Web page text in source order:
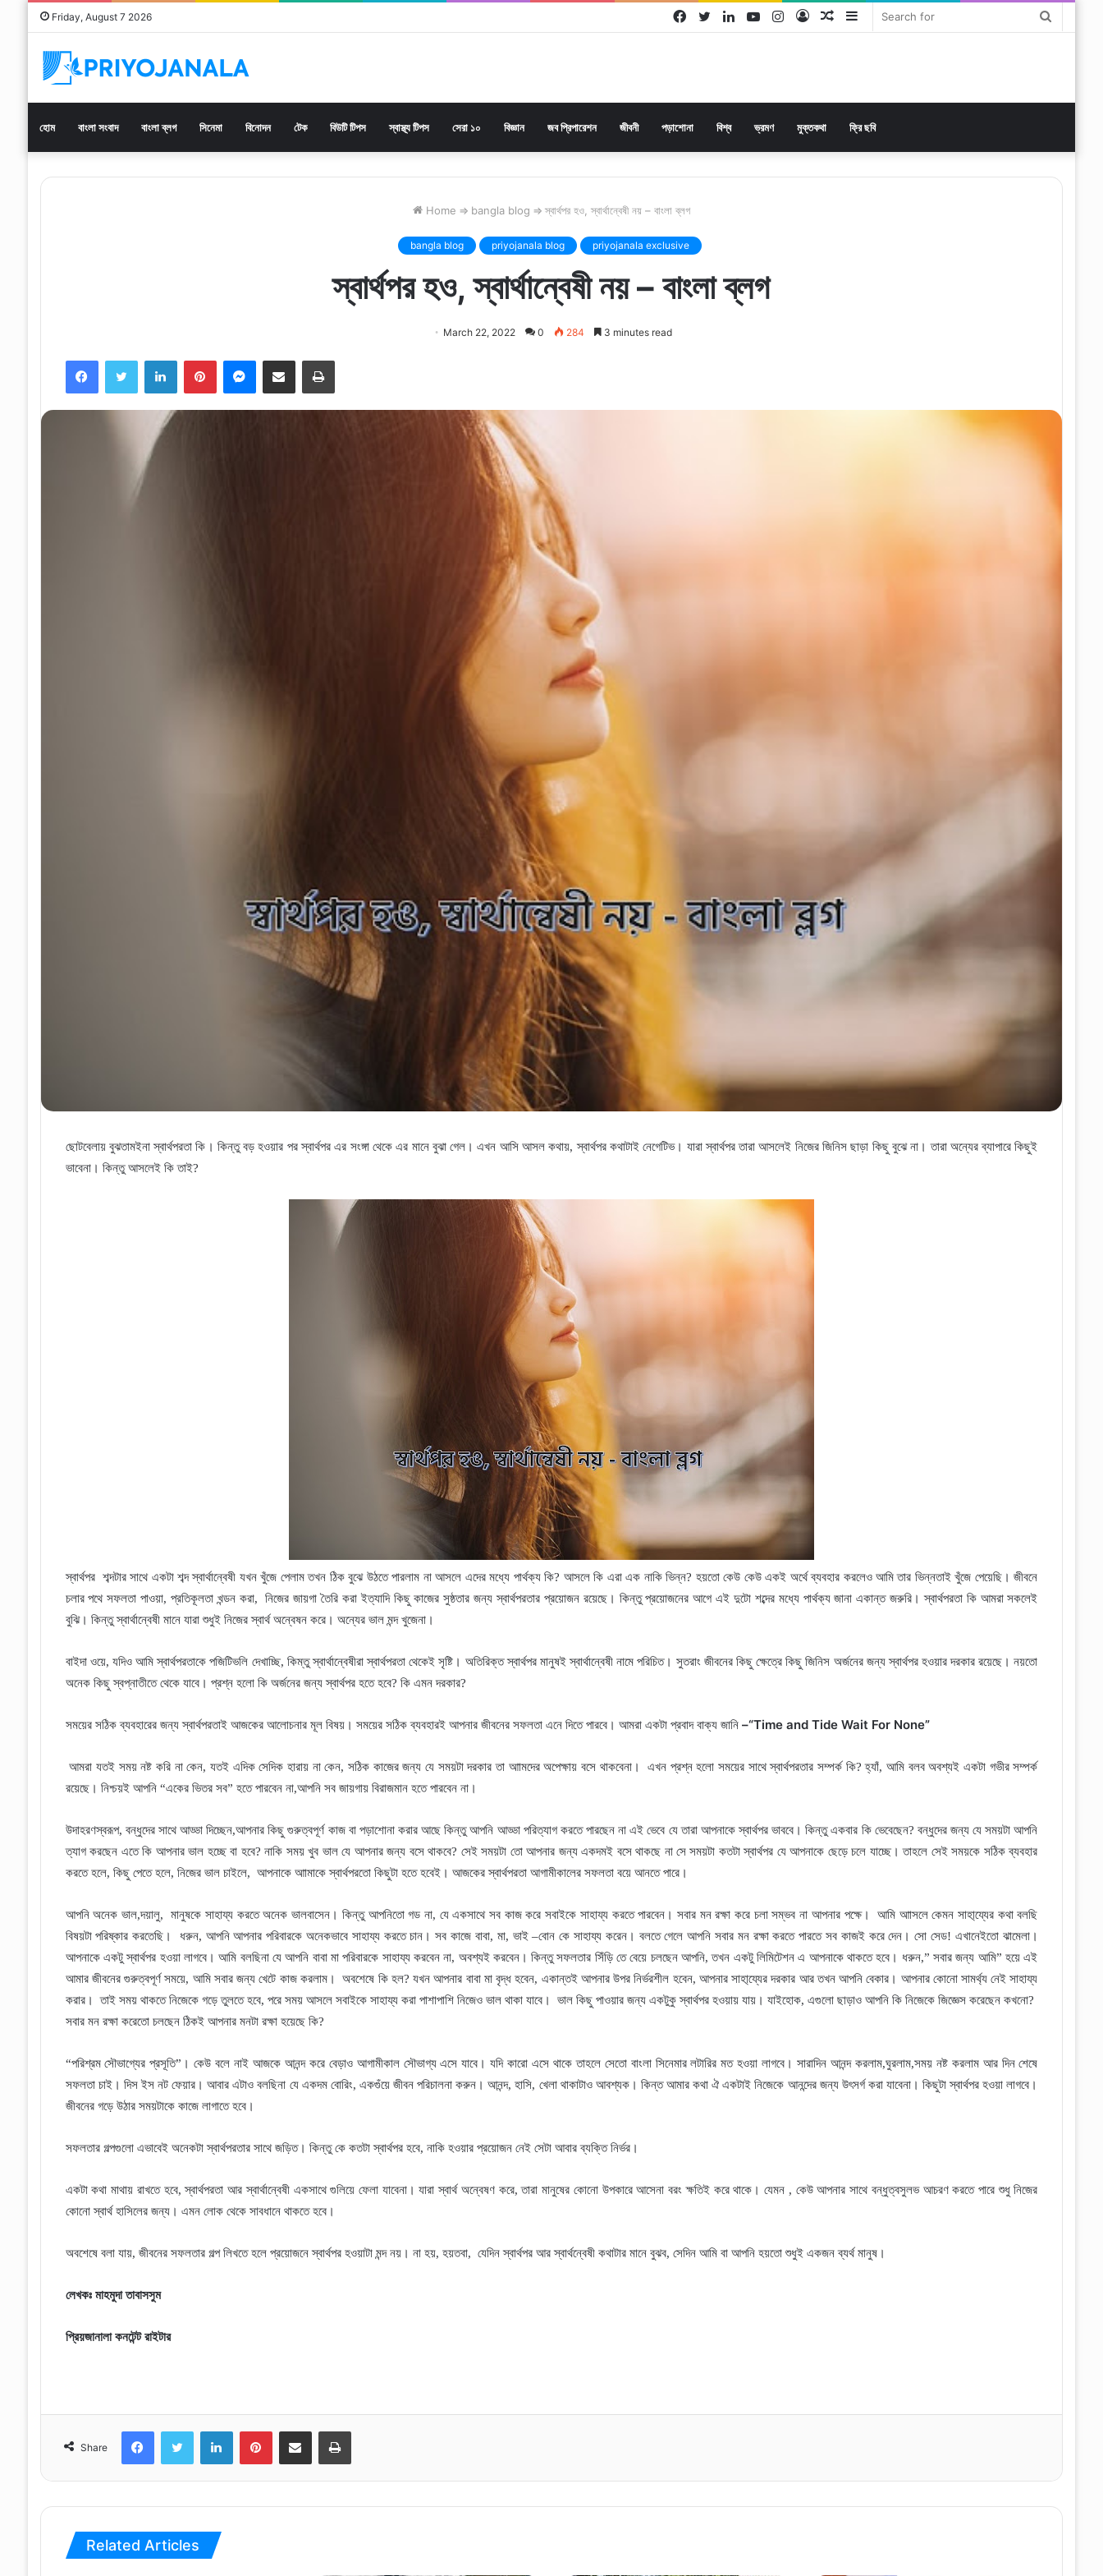
Friday, August 7 2026 Sidebar
Random
Log
Instagram
YouTube
LinkedIn
Twitter
Facebook
হোম বাংলা সংবাদ বাংলা ব্লগ সিনেমা বিনোদন টেক বিউটি টিপস স্বাস্থ্য টিপস সেরা ১০ বিজ্ঞান জব প্রিপারেশন জীবনী পড়াশোনা বিশ্ব ভ্রমণ মুক্তকথা ফ্রি ছবি
Home ⇒ bangla blog ⇒ স্বার্থপর হও, স্বার্থান্বেষী নয় – বাংলা ব্লগ
bangla blog priyojanala blog priyojanala exclusive
স্বার্থপর হও, স্বার্থান্বেষী নয় – বাংলা ব্লগ
March 22, 2022 0 284 3 minutes read
Facebook Twitter LinkedIn Pinterest Messenger Share via Email Print
ছোটবেলায় বুঝতামইনা স্বার্থপরতা কি । কিন্তু বড় হওয়ার পর স্বার্থপর এর সংঙ্গা থেকে এর মানে বুঝা গেল ।এখন আসি আসল কথায়, স্বার্থপর কথাটাই নেগেটিভ। যারা স্বার্থপর তারা আসলেই নিজের জিনিস ছাড়া কিছু বুঝে না ।তারা অন্যের ব্যাপারে কিছুই
ভাবেনা। কিন্তু আসলেই কি তাই?
স্বার্থপর শব্দটার সাথে একটা শব্দ স্বার্থান্বেষী যখন খুঁজে পেলাম তখন ঠিক বুঝে উঠতে পারলাম না আসলে এদের মধ্যে পার্থক্য কি? আসলে কি এরা এক নাকি ভিন্ন? হয়তো কেউ কেউ একই অর্থে ব্যবহার করলেও আমি তার ভিন্নতাই খুঁজে পেয়েছি। জীবনে
চলার পথে সফলতা পাওয়া, প্রতিকূলতা খন্ডন করা, নিজের জায়গা তৈরি করা ইত্যাদি কিছু কাজের সুষ্ঠতার জন্য স্বার্থপরতার প্রয়োজন রয়েছে। কিন্তু প্রয়োজনের আগে এই দুটো শব্দের মধ্যে পার্থক্য জানা একান্ত জরুরি ।স্বার্থপরতা কি আমরা সকলেই
বুঝি। কিন্তু স্বার্থান্বেষী মানে যারা শুধুই নিজের স্বার্থ অন্বেষন করে। অন্যের ভাল মন্দ খুজেনা।
বাইদা ওয়ে, যদিও আমি স্বার্থপরতাকে পজিটিভলি দেখাচ্ছি, কিম্তু স্বার্থান্বেষীরা স্বার্থপরতা থেকেই সৃষ্টি । অতিরিক্ত স্বার্থপর মানুষই স্বার্থান্বেষী নামে পরিচিত। সুতরাং জীবনের কিছু ক্ষেত্রে কিছু জিনিস অর্জনের জন্য স্বার্থপর হওয়ার দরকার রয়েছে ।নয়তো
অনেক কিছু স্বপ্নাতীতে থেকে যাবে। প্রশ্ন হলো কি অর্জনের জন্য স্বার্থপর হতে হবে? কি এমন দরকার?
সময়ের সঠিক ব্যবহারের জন্য স্বার্থপরতাই আজকের আলোচনার মূল বিষয়। সময়ের সঠিক ব্যবহারই আপনার জীবনের সফলতা এনে দিতে পারবে। আমরা একটা প্রবাদ বাক্য জানি –“Time and Tide Wait For None”
আমরা যতই সময় নষ্ট করি না কেন, যতই এদিক সেদিক হারায় না কেন, সঠিক কাজের জন্য যে সময়টা দরকার তা আামদের অপেক্ষায় বসে থাকবেনা। এখন প্রশ্ন হলো সময়ের সাথে স্বার্থপরতার সম্পর্ক কি?হ্যাঁ,আমি বলব অবশ্যই একটা গভীর সম্পর্ক
রয়েছে। নিশ্চয়ই আপনি “একের ভিতর সব” হতে পারবেন না,আপনি সব জায়গায় বিরাজমান হতে পারবেন না।
উদাহরণস্বরূপ, বন্ধুদের সাথে আড্ডা দিচ্ছেন,আপনার কিছু গুরুত্বপূর্ণ কাজ বা পড়াশোনা করার আছে কিন্তু আপনি আড্ডা পরিত্যাগ করতে পারছেন না এই ভেবে যে তারা আপনাকে স্বার্থপর ভাববে ।কিন্তু একবার কি ভেবেছেন? বন্ধুদের জন্য যে সময়টা আপনি
ত্যাগ করছেন এতে কি আপনারভাল হচ্ছে বা হবে?নাকি সময় খুব ভাল যে আপনার জন্য বসে থাকবে? সেই সময়টা তো আপনার জন্য একদমই বসে থাকছে না সে সময়টা কতটা স্বার্থপর যে আপনাকে ছেড়ে চলে যাচ্ছে। তাহলে সেই সময়কে সঠিক ব্যবহার
করতে হলে, কিছু পেতে হলে, নিজের ভাল চাইলে, আপনাকে আামাকে স্বার্থপরতো কিছুটা হতে হবেই। আজকের স্বার্থপরতা আগামীকালের সফলতা বয়ে আনতে পারে।
আপনি অনেক ভাল,দয়ালু, মানুষকে সাহায্য করতে অনেক ভালবাসেন । কিন্তু আপনিতো গড না, যে একসাথে সব কাজ করে সবাইকে সাহায্য করতে পারবেন । সবার মন রক্ষা করে চলা সম্ভব না আপনার পক্ষে।
আমি আাসলে কেমন সাহা্য্যের কথা বলছি
বিষয়টা পরিষ্কার করতেছি । ধরুন, আপনি আপনার পরিবারকে অনেকভাবে সাহায্য করতে চান । সব কাজে বাবা, মা, ভাই–বোন কে সাহায্য করেন। বলতে গেলে আপনি সবার মন রক্ষা করতে পারতে সব কাজই করে দেন । সো সেড! এখানেইতো ঝামেলা।
আপনাকে একটু স্বার্থপর হওয়া লাগবে। আমি বলছিনা যে আপনি বাবা মা পরিবারকে সাহায্য করবেন না, অবশ্যই করবেন। কিন্তু সফলতার সিঁড়ি তে বেয়ে চলছেন আপনি,তখন একটু লিমিটেশন এ আপনাকে থাকতে হবে । ধরুন,”সবার জন্য আমি”হয়ে এই
আমার জীবনের গুরুত্বপূর্ণ সময়ে, আমি সবার জন্য খেটে কাজ করলাম। অবশেষে কি হল?যখন আপনার বাবা মা বৃদ্ধ হবেন, একান্তই আপনার উপর নির্ভরশীল হবেন, আপনার সাহা্য্যের দরকার আর তখন আপনি বেকার । আপনার কোনো সামর্থ্য নেই সাহায্য
করার। তাই সময় থাকতে নিজেকে গড়ে তুলতে হবে, পরে সময় আসলে সবাইকে সাহায্য করা পাশাপাশি নিজেও ভাল থাকা যাবে । ভাল কিছু পাওয়ার জন্য একটুকু স্বার্থপর হওয়ায় যায় ।যাইহোক,এগুলো ছাড়াও আপনি কি নিজেকে জিজ্ঞেস করেছেন কখনো?
সবার মন রক্ষা করেতো চলছেন ঠিকই আপনার মনটা রক্ষা হয়েছে কি?
“পরিশ্রম সৌভাগ্যের প্রসূতি” । কেউ বলে নাই আজকে আনন্দ করে বেড়াও আগামীকাল সৌভাগ্য এসে যাবে । যদি কারো এসে থাকে তাহলে সেতো বাংলা সিনেমার লটারির মত হওয়া লাগবে । সারাদিন আনন্দ করলাম,ঘুরলাম,সময় নষ্ট করলাম আর দিন শেষে
সফলতা চাই। দিস ইস নট ফেয়ার ।আবার এটাও বলছিনা যে একদম বোরিং, একগুঁয়ে জীবন পরিচালনা করুন । আনন্দ,হাসি, খেলা থাকাটাও আবশ্যক। কিন্ত আমার কথা ঐ একটাই নিজেকে আনন্দের জন্য উৎসর্গ করা যাবেনা।কিছুটা স্বার্থপর হওয়া লাগবে ।
জীবনের গড়ে উঠার সময়টাকে কাজে লাগাতে হবে।
সফলতার গল্পগুলো এভাবেই অনেকটা স্বার্থপরতার সাথে জড়িত। কিন্তু কে কতটা স্বার্থপর হবে, নাকি হওয়ার প্রয়োজন নেই সেটা আবার ব্যক্তি নির্ভর।
একটা কথা মাথায় রাখতে হবে,স্বার্থপরতা আর স্বার্থান্বেষী একসাথে গুলিয়ে ফেলা যাবেনা। যারা স্বার্থ অন্বেষণ করে,তারা মানুষের কোনো উপকারে আসেনা বরং ক্ষতিই করে থাকে । যেমন , কেউ আপনার সাথে বন্ধুত্বসুলভ আচরণ করতে পারে শুধু নিজের
কোনো স্বার্থ হাসিলের জন্য। এমন লোক থেকে সাবধানে থাকতে হবে।
অবশেষে বলা যায়, জীবনের সফলতার গল্প লিখতে হলে প্রয়োজনে স্বার্থপর হওয়াটা মন্দ নয়। না হয়, হয়তবা, যেদিন স্বার্থপর আর স্বার্থন্বেষী কথাটার মানে বুঝব, সেদিন আমি বা আপনি হয়তো শুধুই একজন ব্যর্থ মানুষ।
লেখকঃ মাহমুদা তাবাসসুম
প্রিয়জানালা কনটেন্ট রাইটার
Share
Facebook Twitter LinkedIn Pinterest Share via Email Print
Related Articles